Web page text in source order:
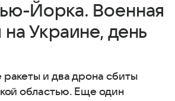
Йорка. Военная
Украине, день
и два дрона сбиты
областью. Еще один